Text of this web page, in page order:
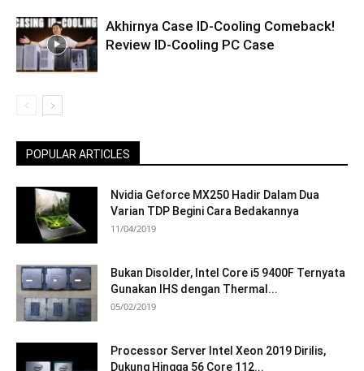
Akhirnya Case ID-Cooling Comeback!
Review ID-Cooling PC Case
POPULAR ARTICLES
Nvidia Geforce MX250 Hadir Dalam Dua
Varian TDP Begini Cara Bedakannya
11/04/2019
Bukan Disolder, Intel Core i5 9400F Ternyata
Gunakan IHS dengan Thermal...
05/02/2019
Processor Server Intel Xeon 2019 Dirilis,
Dukung Hingga 56 Core 112...